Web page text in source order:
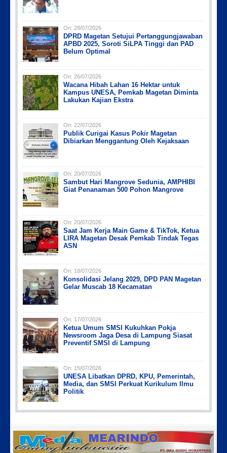
Picsart_23-04-10_00-36-15-097
Picsart_23-04-12_11-55-35-604
Picsart_23-04-12_12-24-51-034
PicsArt_03-12-12.53.38
IMG-20191006-WA0043
On: 28/07/2026
DPRD Magetan Setujui Pertanggungjawaban
APBD 2025, Soroti SiLPA Tinggi dan PAD
Belum Optimal
On: 26/07/2026
Wacana Hibah Lahan 16 Hektar untuk
Kampus UNESA, Pemkab Magetan Diminta
Lakukan Kajian Ekstra
On: 22/07/2026
Publik Curigai Kasus Pokir Magetan
Dibiarkan Menggantung Oleh Kejaksaan
On: 20/07/2026
Sambut Hari Mangrove Sedunia, AMPHIBI
Giat Penanaman 500 Pohon Mangrove
On: 20/07/2026
Saat Jam Kerja Main Game & TikTok, Ketua
LIRA Magetan Desak Pemkab Tindak Tegas
ASN
On: 18/07/2026
Konsolidasi Jelang 2029, DPD PAN Magetan
Gelar Muscab 18 Kecamatan
On: 17/07/2026
Ketua Umum SMSI Kukuhkan Pokja
Newsroom Jaga Desa di Lampung Siasat
Preventif SMSI di Lampung
On: 15/07/2026
UNESA Libatkan DPRD, KPU, Pemerintah,
Media, dan SMSI Perkuat Kurikulum Ilmu
Politik